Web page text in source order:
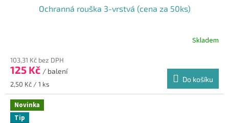
Ochranná rouška 3-vrstvá (cena za 50ks)
produktu
je
5,0
5
hvězdiček.
Skladem
103,31 Kč bez DPH
125 Kč / balení
Měrná
cena:
2,50 Kč / 1 ks
Do košíku
Novinka
Tip